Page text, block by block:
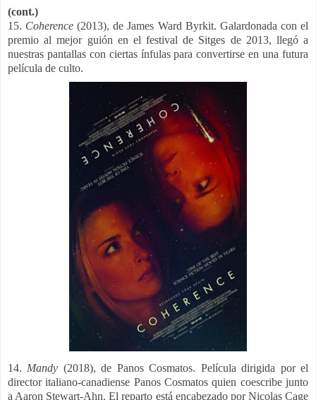
(cont.)
15. Coherence (2013), de James Ward Byrkit. Galardonada con el
premio al mejor guión en el festival de Sitges de 2013, llegó a
nuestras pantallas con ciertas ínfulas para convertirse en una futura
película de culto.
14. Mandy (2018), de Panos Cosmatos. Película dirigida por el
director italiano-canadiense Panos Cosmatos quien coescribe junto
a Aaron Stewart-Ahn. El reparto está encabezado por Nicolas Cage